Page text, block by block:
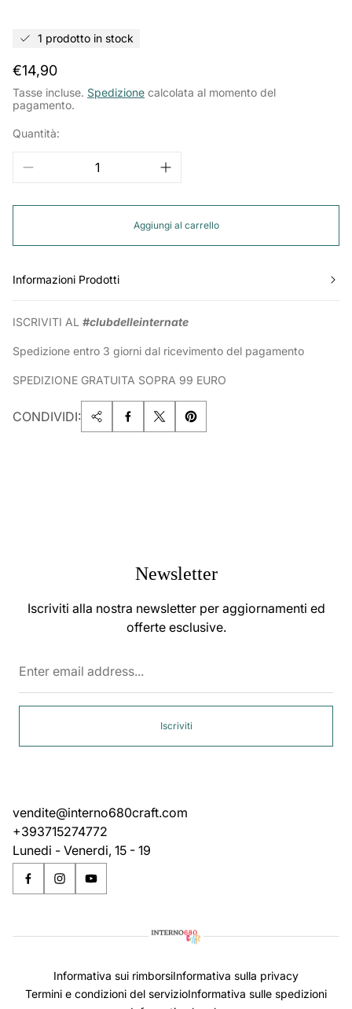
1 prodotto in stock
Prezzo
normale
€14,90
Tasse incluse. Spedizione calcolata al momento del
pagamento.
Quantità:
Aggiungi al carrello
Informazioni Prodotti
ISCRIVITI AL #clubdelleinternate
Spedizione entro 3 giorni dal ricevimento del pagamento
SPEDIZIONE GRATUITA SOPRA 99 EURO
CONDIVIDI:
Newsletter
Iscriviti alla nostra newsletter per aggiornamenti ed
offerte esclusive.
Iscriviti
vendite@interno680craft.com
+393715274772
Lunedi - Venerdi, 15 - 19
Informativa sui rimborsiInformativa sulla privacy
Termini e condizioni del servizioInformativa sulle spedizioni